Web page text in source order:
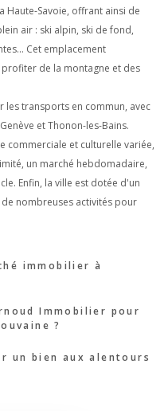
Haute-Savoie, offrant ainsi de
air : ski alpin, ski de fond,
Cet emplacement
de la montagne et des
les transports en commun, avec
et Thonon-les-Bains.
commerciale et culturelle variée,
un marché hebdomadaire,
Enfin, la ville est dotée d'un
nombreuses activités pour
immobilier à
la ville de Douvaine que vous
Douvaine, notre agence vous
Immobilier pour
?
Barnoud Immobilier pour la
un bien aux alentours